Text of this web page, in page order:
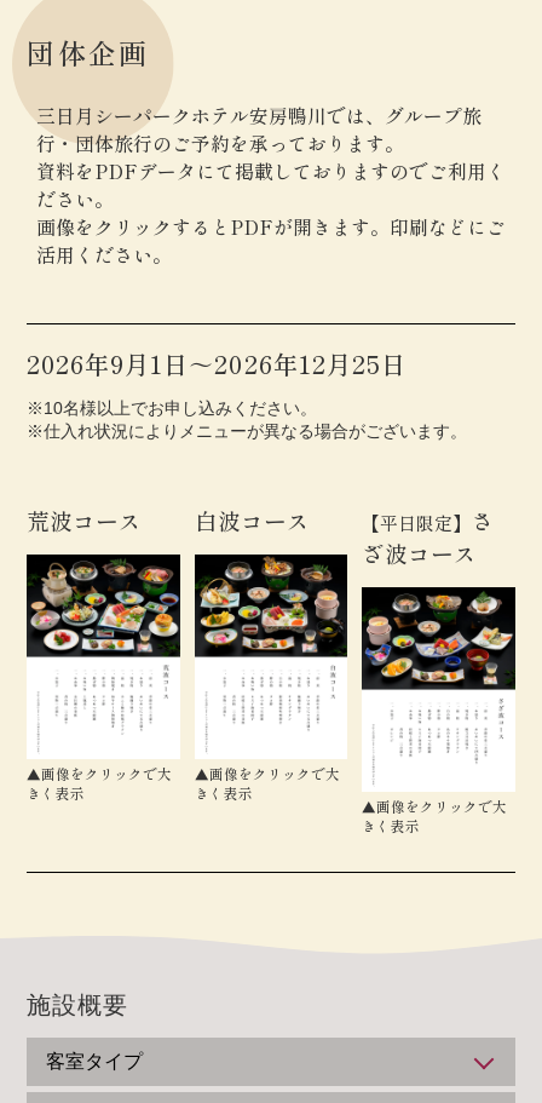
団体企画
三日月シーパークホテル安房鴨川では、グループ旅
行・団体旅行のご予約を承っております。
資料をPDFデータにて掲載しておりますのでご利用く
ださい。
画像をクリックするとPDFが開きます。印刷などにご
活用ください。
2026年9月1日～2026年12月25日
※10名様以上でお申し込みください。
※仕入れ状況によりメニューが異なる場合がございます。
荒波コース
▲画像をクリックで大
きく表示
白波コース
▲画像をクリックで大
きく表示
【平日限定】 さ
ざ波コース
▲画像をクリックで大
きく表示
施設概要
客室タイプ